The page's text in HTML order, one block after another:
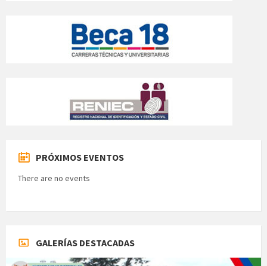
PRÓXIMOS EVENTOS
There are no events
GALERÍAS DESTACADAS